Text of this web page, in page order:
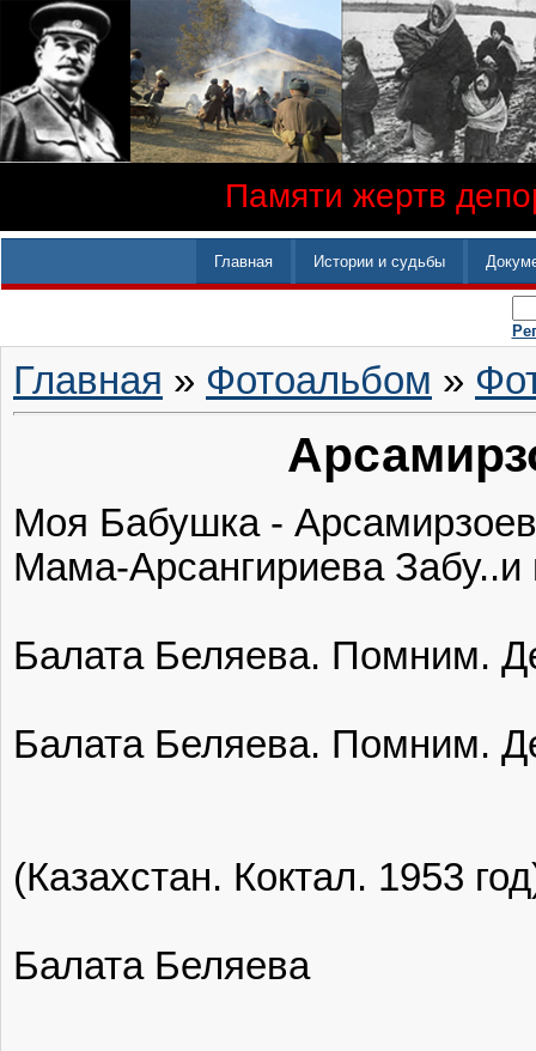
Памяти жертв
Главная Истории и судьбы
Главная » Фотоальбом »
Моя Бабушка -
Мама-Арсангириева
Балата Беляева‎. Помним.
Балата Беляева‎. Помним.
(Казахстан. Коктал. 1953
Балата Беляева